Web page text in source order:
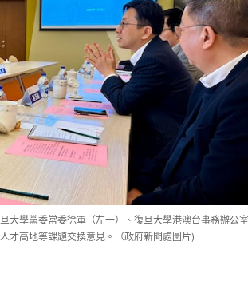
大學黨委常委徐軍（左一）、復旦大學港澳台事務辦公
才高地等課題交換意見。（政府新聞處圖片)